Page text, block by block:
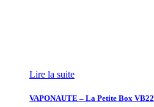
Lire la suite
VAPONAUTE – La Petite Box VB22